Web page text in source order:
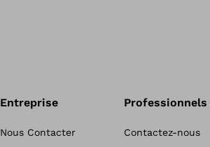
Entreprise
Nous Contacter
Professionnels
Contactez-nous